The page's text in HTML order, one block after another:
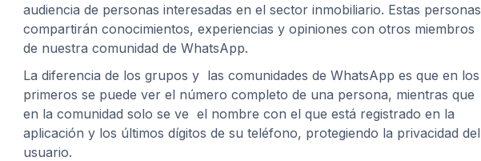
audiencia de personas interesadas en el sector inmobiliario. Estas personas
compartirán conocimientos, experiencias y opiniones con otros miembros
de nuestra comunidad de WhatsApp.
La diferencia de los grupos y las comunidades de WhatsApp es que en los
primeros se puede ver el número completo de una persona, mientras que
en la comunidad solo se ve el nombre con el que está registrado en la
aplicación y los últimos dígitos de su teléfono, protegiendo la privacidad del
usuario.